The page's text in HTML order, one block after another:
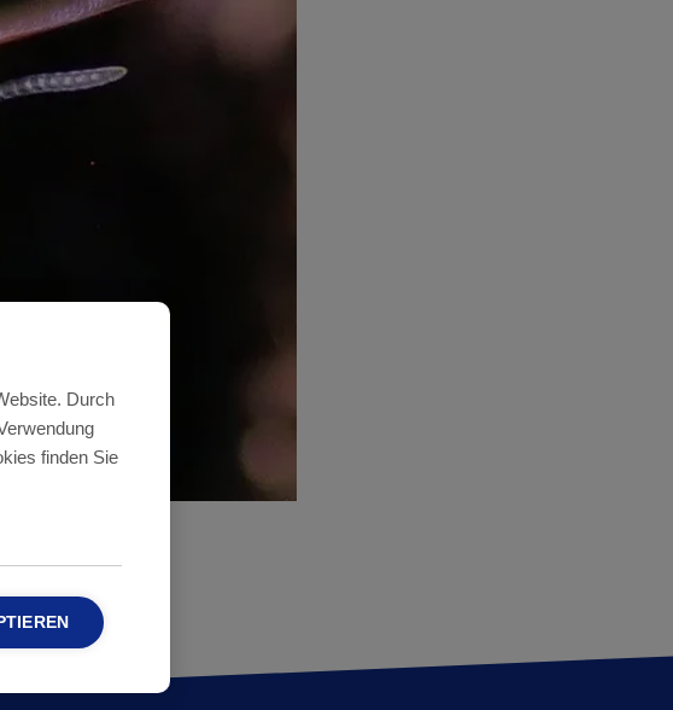
Durch
finden Sie